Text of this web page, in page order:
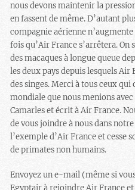
nous devons maintenir la
en fassent de même. D’autant
compagnie aérienne
fois qu’Air France s’arrêtera.
des macaques à longue queue
les deux pays depuis lesquels
des singes. Merci à tous ceux
mondiale que nous menions
Camarles et écrit à Air France.
de vous joindre à nous dans
l’exemple d’Air France et cesse
de primates non humains.
Envoyez un e-mail (même si